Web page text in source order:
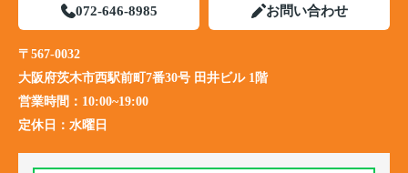
072-646-8985 お問い合わせ
〒567-0032
大阪府茨木市西駅前町7番30号 田井ビル 1階
営業時間： 10:00~19:00
定休日： 水曜日